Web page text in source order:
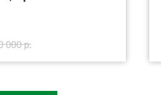
000 р.